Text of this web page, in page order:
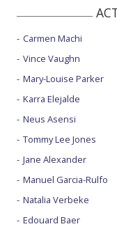
Carmen Machi
Vince Vaughn
Mary-Louise Parker
Karra Elejalde
Neus Asensi
Tommy Lee Jones
Jane Alexander
Manuel Garcia-Rulfo
Natalia Verbeke
Edouard Baer